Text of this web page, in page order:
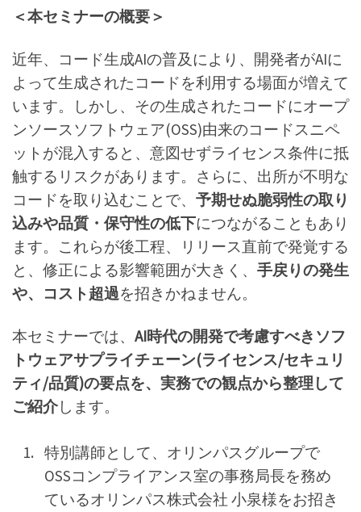
＜本セミナーの概要＞
近年、コード生成AIの普及により、開発者がAIに
よって生成されたコードを利用する場面が増えて
います。しかし、その生成されたコードにオープ
ンソースソフトウェア(OSS)由来のコードスニペ
ットが混入すると、意図せずライセンス条件に抵
触するリスクがあります。さらに、出所が不明な
コードを取り込むことで、 予期せぬ脆弱性の取り
込みや品質・保守性の低下につながることもあり
ます。これらが後工程、リリース直前で発覚する
と、修正による影響範囲が大きく、 手戻りの発生
や、コスト超過を招きかねません。
本セミナーでは、 AI時代の開発で考慮すべきソフ
トウェアサプライチェーン(ライセンス/セキュリ
ティ/品質)の要点を、実務での観点から整理して
ご紹介します。
特別講師として、オリンパスグループで
OSSコンプライアンス室の事務局長を務め
ているオリンパス株式会社 小泉様をお招き